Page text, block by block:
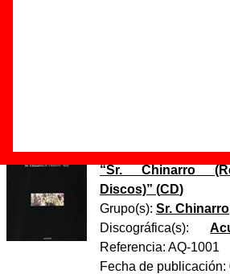
“Sr. Chinarro
Discos)” (CD)
Grupo(s): Sr. Chinarro
Discográfica(s):
Referencia: AQ-1001
Fecha de publicación: